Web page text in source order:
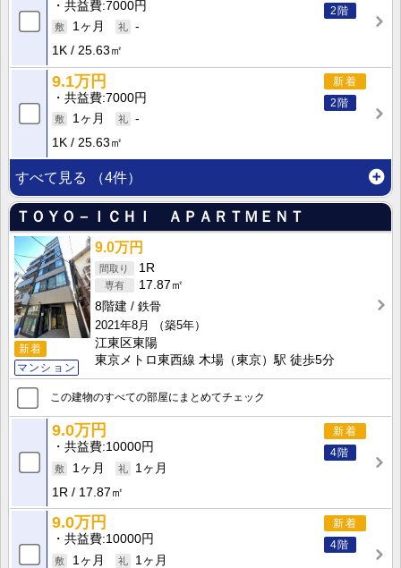
2階
共益費 7000円
1ヶ月
-
1K
25.63㎡
新着
2階
9.1万円
共益費 7000円
1ヶ月
-
1K
25.63㎡
すべて見る （4件）
ＴＯＹＯ－ＩＣＨＩ ＡＰＡＲＴＭＥＮＴ
新着
マンション
9.0万円
1R
17.87㎡
8階建
鉄骨
2021年8月
（築5年）
江東区東陽
東京メトロ東西線 木場（東京）駅 徒歩5分
この建物のすべての部屋にまとめてチェック
新着
4階
9.0万円
共益費 10000円
1ヶ月
1ヶ月
1R
17.87㎡
新着
4階
9.0万円
共益費 10000円
1ヶ月
1ヶ月